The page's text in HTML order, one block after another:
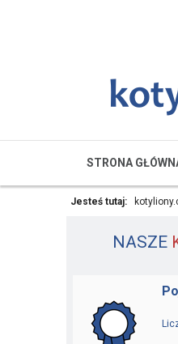
STRONA
Jesteś tutaj:
NASZE